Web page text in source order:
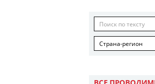
Страна-регион